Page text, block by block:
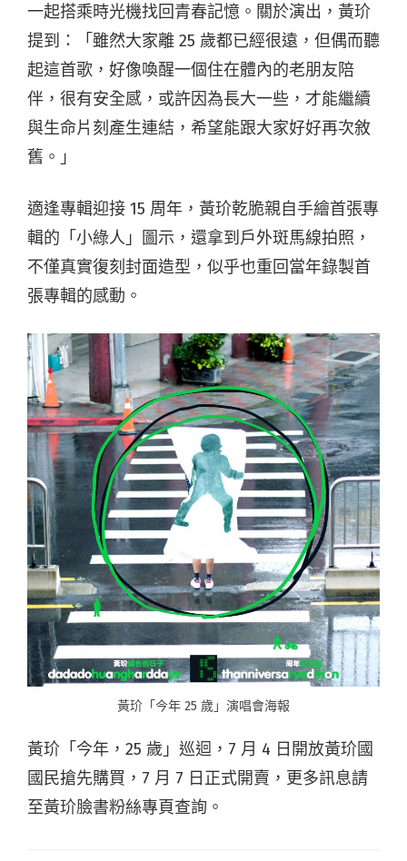
一起搭乘時光機找回青春記憶。關於演出，黃玠
提到：「雖然大家離 25 歲都已經很遠，但偶而聽
起這首歌，好像喚醒一個住在體內的老朋友陪
伴，很有安全感，或許因為長大一些，才能繼續
與生命片刻產生連結，希望能跟大家好好再次敘
舊。」
適逢專輯迎接 15 周年，黃玠乾脆親自手繪首張專
輯的「小綠人」圖示，還拿到戶外斑馬線拍照，
不僅真實復刻封面造型，似乎也重回當年錄製首
張專輯的感動。
黃玠「今年 25 歲」演唱會海報
黃玠「今年，25 歲」巡迴，7 月 4 日開放黃玠國
國民搶先購買，7 月 7 日正式開賣，更多訊息請
至黃玠臉書粉絲專頁查詢。